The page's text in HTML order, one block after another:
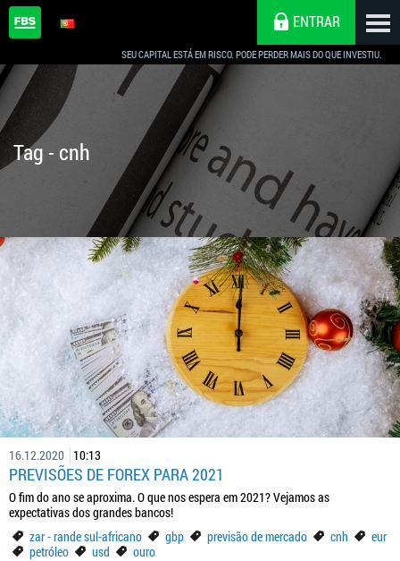
SEU CAPITAL ESTÁ EM RISCO. PODE PERDER MAIS DO QUE INVESTIU.
ENTRAR
Tag - cnh
16.12.2020 10:13
PREVISÕES DE FOREX PARA 2021
O fim do ano se aproxima. O que nos espera em 2021? Vejamos as
expectativas dos grandes bancos!
zar - rande sul-africano
gbp previsão de mercado cnh
eur
petróleo
usd ouro